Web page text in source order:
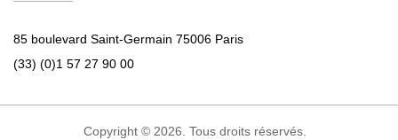
85 boulevard Saint-Germain 75006 Paris
(33) (0)1 57 27 90 00
Copyright © 2026. Tous droits réservés.